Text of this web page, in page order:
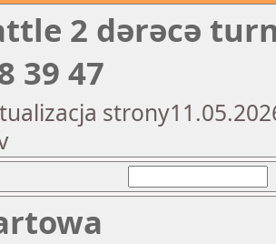
2 dərəcə
39 47